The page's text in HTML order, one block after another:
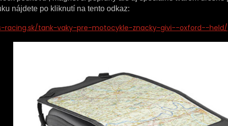
nájdete po kliknutí na tento odkaz:
racing.sk/tank-vaky-pre-motocykle-znacky-givi--oxford--held/